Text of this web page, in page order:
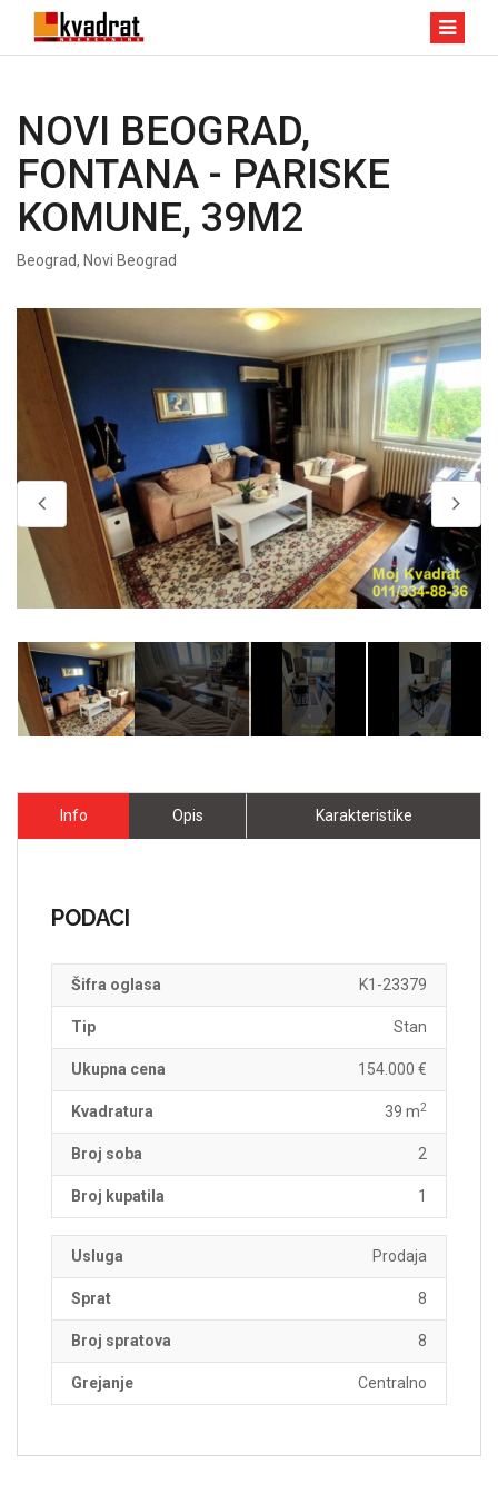
NOVI BEOGRAD,
FONTANA - PARISKE
KOMUNE, 39M2
Beograd, Novi Beograd
Info Opis Karakteristike
PODACI
Šifra oglasa K1-23379
Tip Stan
Ukupna cena 154.000 €
Kvadratura 39 m2
Broj soba 2
Broj kupatila 1
Usluga Prodaja
Sprat 8
Broj spratova 8
Grejanje Centralno